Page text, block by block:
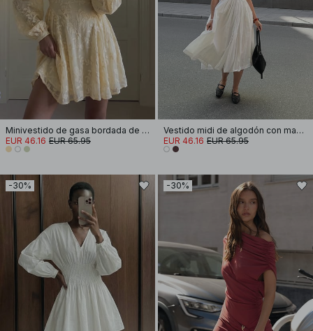
Minivestido de gasa bordada de manga larga
EUR 46.16 EUR 65.95
Vestido midi de algodón con mangas cortas y plisados
EUR 46.16 EUR 65.95
-30% -30%